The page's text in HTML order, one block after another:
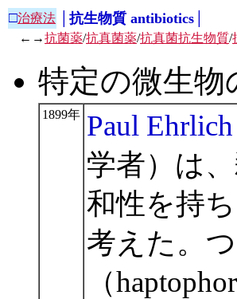
□治療法 │抗生物質 antibiotics│
←→抗菌薬/抗真菌薬/抗真菌抗生物質/
特定の微生物
1899年 Paul Ehrlich
学者）は
和性を持
考えた。
（